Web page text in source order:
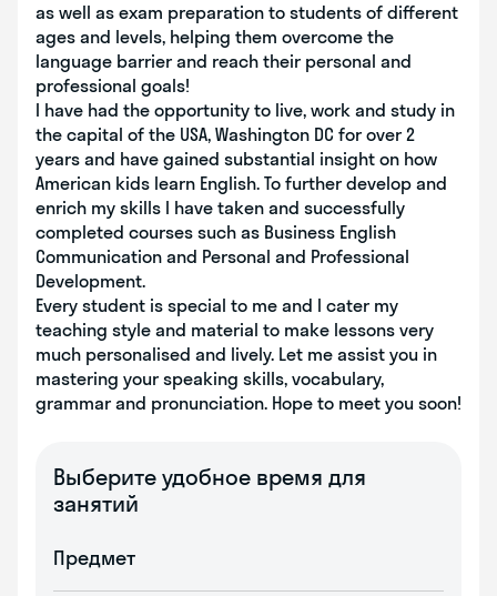
as well as exam preparation to students of different
ages and levels, helping them overcome the
language barrier and reach their personal and
professional goals!
I have had the opportunity to live, work and study in
the capital of the USA, Washington DC for over 2
years and have gained substantial insight on how
American kids learn English. To further develop and
enrich my skills I have taken and successfully
completed courses such as Business English
Communication and Personal and Professional
Development.
Every student is special to me and I cater my
teaching style and material to make lessons very
much personalised and lively. Let me assist you in
mastering your speaking skills, vocabulary,
grammar and pronunciation. Hope to meet you soon!
Выберите удобное время для
занятий
Предмет